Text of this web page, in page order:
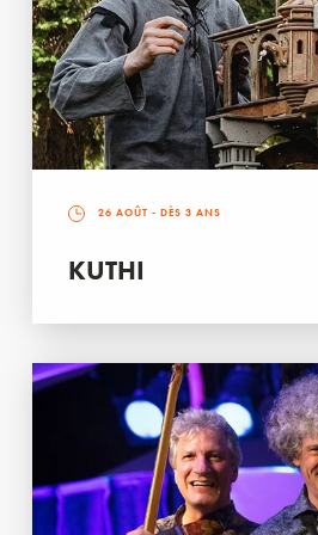
26 AOÛT - DÈS 3 ANS
KUTHI